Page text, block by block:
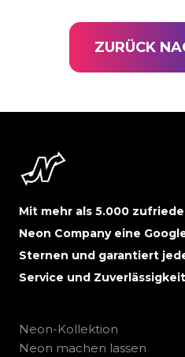
ZURÜCK
Mit mehr als 5.000
Neon Company eine
Sternen und garantiert
Service und
Neon-Kollektion
Neon machen lassen